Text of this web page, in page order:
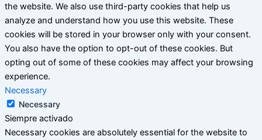
the website. We also use third-party cookies that help us
analyze and understand how you use this website. These
cookies will be stored in your browser only with your consent.
You also have the option to opt-out of these cookies. But
opting out of some of these cookies may affect your browsing
experience.
Necessary
Necessary
Siempre activado
Necessary cookies are absolutely essential for the website to